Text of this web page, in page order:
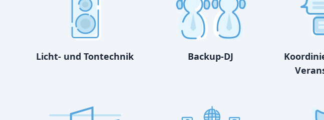
Licht- und Tontechnik Backup-DJ